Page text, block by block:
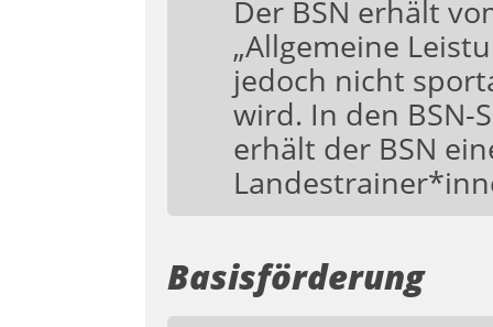
Der BSN erhält
„Allgemeine
jedoch nicht
wird. In den
erhält der BSN
Basisförderung